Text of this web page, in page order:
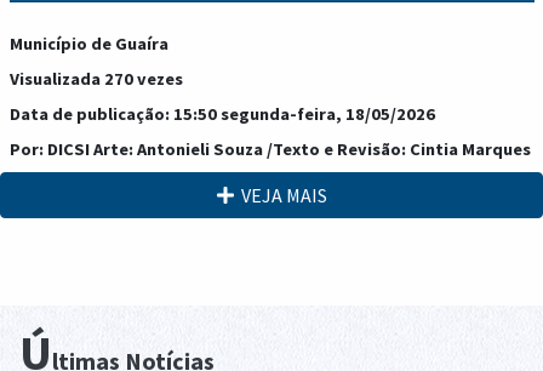
Município de Guaíra
Visualizada 270 vezes
Data de publicação: 15:50 segunda-feira, 18/05/2026
Por: DICSI Arte: Antonieli Souza /Texto e Revisão: Cintia Marques
VEJA MAIS
Últimas Notícias